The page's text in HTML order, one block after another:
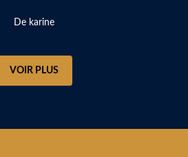
De karine
VOIR PLUS